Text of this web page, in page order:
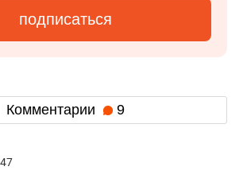
подписаться
Комментарии 9